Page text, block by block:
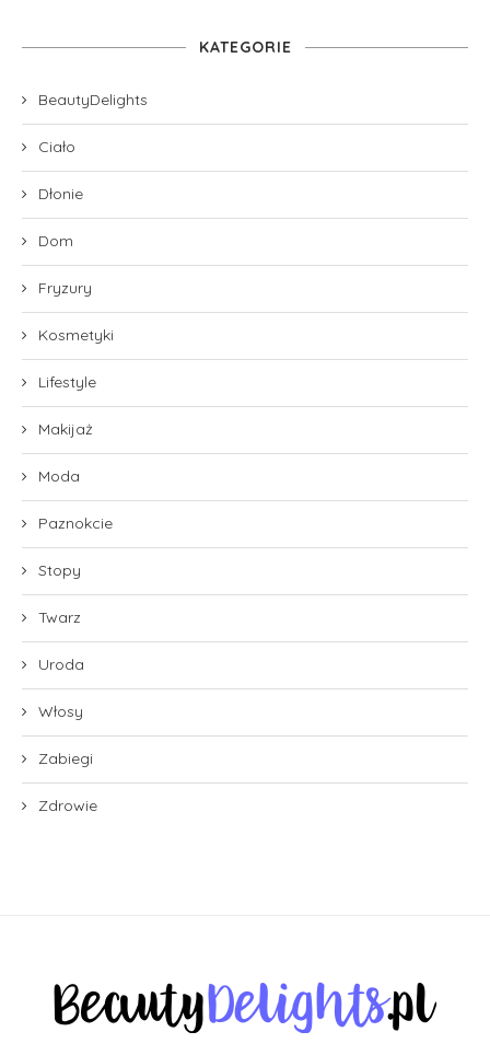
KATEGORIE
BeautyDelights
Ciało
Dłonie
Dom
Fryzury
Kosmetyki
Lifestyle
Makijaż
Moda
Paznokcie
Stopy
Twarz
Uroda
Włosy
Zabiegi
Zdrowie